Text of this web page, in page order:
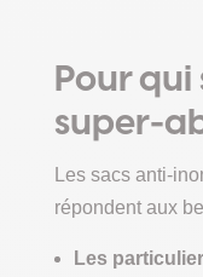
Pour qui
super-
Les sacs anti-
répondent aux
Les